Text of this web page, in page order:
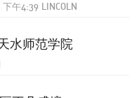
下午4:39 LINCOLN
水师范学院